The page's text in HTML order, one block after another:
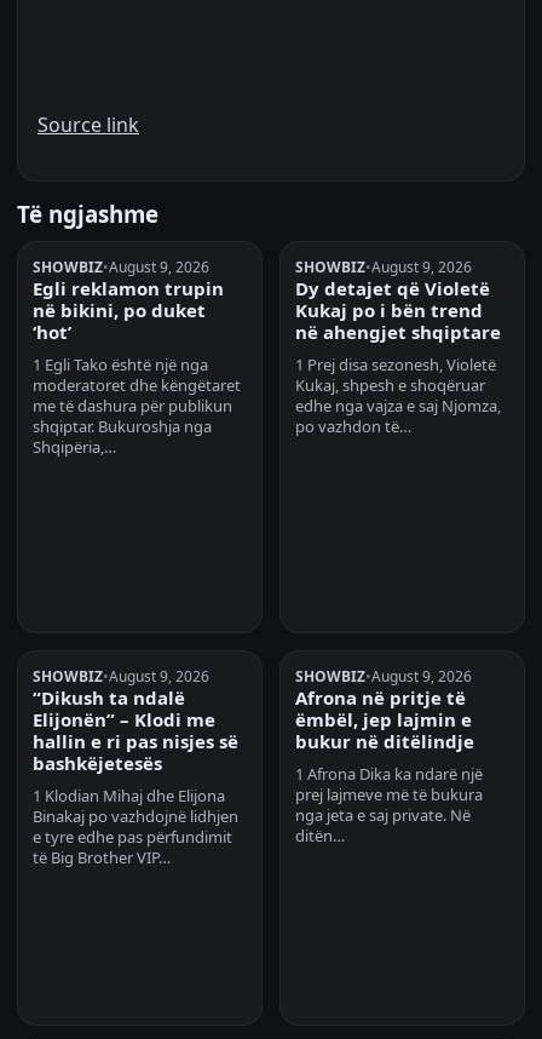
Source link
Të ngjashme
SHOWBIZ•August 9, 2026
Egli reklamon trupin
në bikini, po duket
‘hot’
1 Egli Tako është një nga
moderatoret dhe këngëtaret
me të dashura për publikun
shqiptar. Bukuroshja nga
Shqipëria,…
SHOWBIZ•August 9, 2026
Dy detajet që Violetë
Kukaj po i bën trend
në ahengjet shqiptare
1 Prej disa sezonesh, Violetë
Kukaj, shpesh e shoqëruar
edhe nga vajza e saj Njomza,
po vazhdon të…
SHOWBIZ•August 9, 2026
“Dikush ta ndalë
Elijonën” – Klodi me
hallin e ri pas nisjes së
bashkëjetesës
1 Klodian Mihaj dhe Elijona
Binakaj po vazhdojnë lidhjen
e tyre edhe pas përfundimit
të Big Brother VIP…
SHOWBIZ•August 9, 2026
Afrona në pritje të
ëmbël, jep lajmin e
bukur në ditëlindje
1 Afrona Dika ka ndarë një
prej lajmeve më të bukura
nga jeta e saj private. Në
ditën…